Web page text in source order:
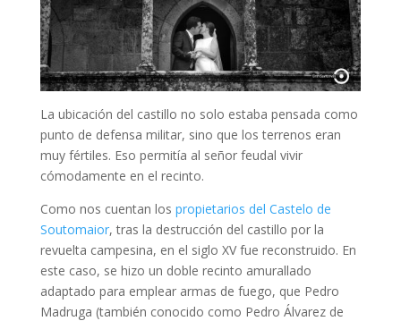
La ubicación del castillo no solo estaba pensada como
punto de defensa militar, sino que los terrenos eran
muy fértiles. Eso permitía al señor feudal vivir
cómodamente en el recinto.
Como nos cuentan los propietarios del Castelo de
Soutomaior, tras la destrucción del castillo por la
revuelta campesina, en el siglo XV fue reconstruido. En
este caso, se hizo un doble recinto amurallado
adaptado para emplear armas de fuego, que Pedro
Madruga (también conocido como Pedro Álvarez de